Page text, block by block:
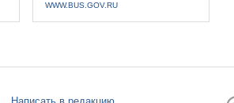
WWW.BUS.GOV.RU